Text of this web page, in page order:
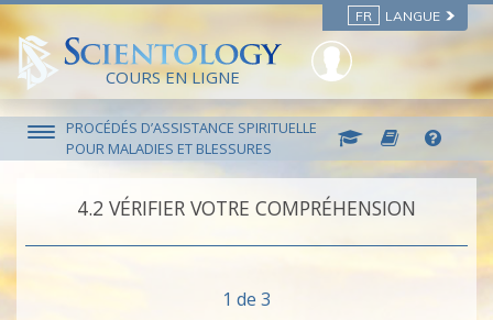
FR LANGUE
COURS EN LIGNE
PROCÉDÉS D’ASSISTANCE SPIRITUELLE
POUR MALADIES ET BLESSURES
4.‎2 VÉRIFIER VOTRE COMPRÉHENSION
1 de 3